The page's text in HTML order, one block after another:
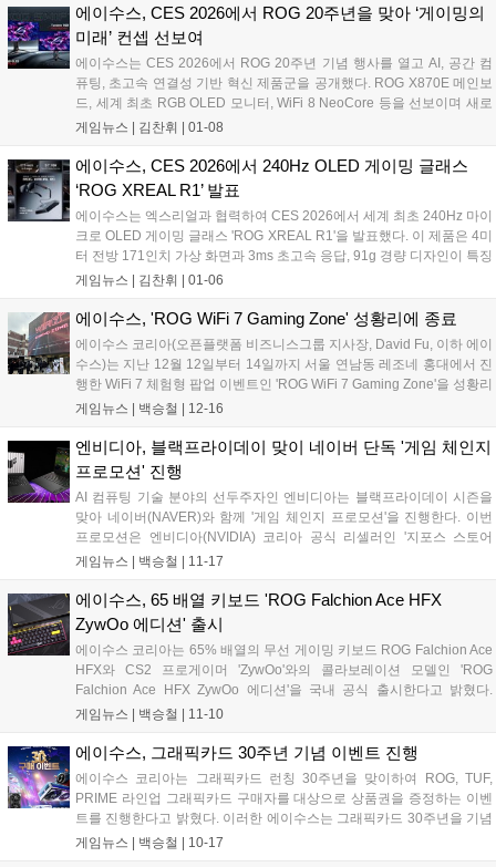
로 담은 ROG Flow Z13-KJP, 본격적으로 타깃을 잡고 브랜드화되고 있
는 ProArt 라인업과 고프로(GoPro)와의 협업으로 선보이는 노트북까
지....
에이수스, CES 2026에서 ROG 20주년을 맞아 ‘게이밍의
미래’ 컨셉 선보여
에이수스는 CES 2026에서 ROG 20주년 기념 행사를 열고 AI, 공간 컴
퓨팅, 초고속 연결성 기반 혁신 제품군을 공개했다. ROG X870E 메인보
드, 세계 최초 RGB OLED 모니터, WiFi 8 NeoCore 등을 선보이며 새로
운 게이밍 표준을 제시했다....
게임뉴스 | 김찬휘 | 01-08
에이수스, CES 2026에서 240Hz OLED 게이밍 글래스
‘ROG XREAL R1’ 발표
에이수스는 엑스리얼과 협력하여 CES 2026에서 세계 최초 240Hz 마이
크로 OLED 게이밍 글래스 'ROG XREAL R1'을 발표했다. 이 제품은 4미
터 전방 171인치 가상 화면과 3ms 초고속 응답, 91g 경량 디자인이 특징
이다. ROG 생태계와 완벽 통합되며, 공간 코프로세싱과 전자식 변색 렌
게임뉴스 | 김찬휘 | 01-06
에이수스, 'ROG WiFi 7 Gaming Zone' 성황리에 종료
에이수스 코리아(오픈플랫폼 비즈니스그룹 지사장, David Fu, 이하 에이
수스)는 지난 12월 12일부터 14일까지 서울 연남동 레조네 홍대에서 진
행한 WiFi 7 체험형 팝업 이벤트인 'ROG WiFi 7 Gaming Zone'을 성황리
에 종료했다고 밝혔다. 'ROG WiFi 7 Gaming Zone'은 게임을 즐기는 데
확대하고자, 최신 무선 규격인 WiFi 7과 10Gbps 초고속 유선 네트워크
에 대한 주제로 직접 체험하고 알아볼 수 있는 기회를 제공하기 위해 기
획된 행사다. 이번 팝업은 약 2,000여 명의 방문객이 찾으며 성황리에 마
무리됐다....
게임뉴스 | 백승철 | 12-16
엔비디아, 블랙프라이데이 맞이 네이버 단독 '게임 체인지
프로모션' 진행
AI 컴퓨팅 기술 분야의 선두주자인 엔비디아는 블랙프라이데이 시즌을
맞아 네이버(NAVER)와 함께 '게임 체인지 프로모션'을 진행한다. 이번
프로모션은 엔비디아(NVIDIA) 코리아 공식 리셀러인 '지포스 스토어
(GeForce Store)'를 통해 11월 17일(월)부터 11월 30일(일)까지 2주간
최대 30만 원 상당의 할인 혜택을 제공한다. 네이버와의 협력을 통해 진
행되는 이번 프로모션은 행사 기간 동안 지포스 스토어 내 프로모션 대
상 제품을 구매하면 10만 원의 네이버 단독 할인 쿠폰이 제공된다. 여기
에 카드 결제 시 추가 7% 할인(최대 20만 원) 혜택이 함께 적용돼 소비자
는 최대 30만 원 상당의 할인 혜택을 받을 수 있다....
게임뉴스 | 백승철 | 11-17
에이수스, 65 배열 키보드 'ROG Falchion Ace HFX
ZywOo 에디션' 출시
에이수스 코리아는 65% 배열의 무선 게이밍 키보드 ROG Falchion Ace
HFX와 CS2 프로게이머 'ZywOo'와의 콜라보레이션 모델인 'ROG
Falchion Ace HFX ZywOo 에디션'을 국내 공식 출시한다고 밝혔다.
ZywOo(자이우) 선수는 본명 마티외 에르보(Mathieu Herbaut)로 에이수
있는 Team Vitality 소속의 프로게이머다. 이번 에디션 모델은 카운터 스
개인의 퍼스널리티를 반영한 디자인과 컬러를 적용하여 한정판만의 차
별화된 비주얼 아이덴티티를 완성했다....
게임뉴스 | 백승철 | 11-10
에이수스, 그래픽카드 30주년 기념 이벤트 진행
에이수스 코리아는 그래픽카드 런칭 30주년을 맞이하여 ROG, TUF,
PRIME 라인업 그래픽카드 구매자를 대상으로 상품권을 증정하는 이벤
트를 진행한다고 밝혔다. 이러한 에이수스는 그래픽카드 30주년을 기념
하여 RTX 5060 Ti / RTX 5070 / RX 9060 XT / RX 9070XT 등 소비자 선
게임뉴스 | 백승철 | 10-17